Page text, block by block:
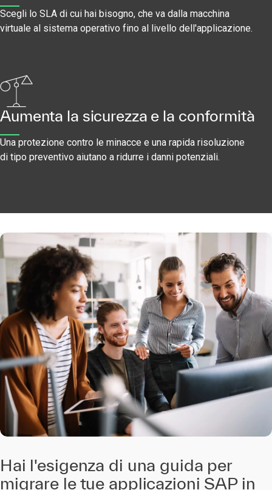
Scegli lo SLA di cui hai bisogno, che va dalla macchina
virtuale al sistema operativo fino al livello dell'applicazione.
Aumenta la sicurezza e la conformità
Una protezione contro le minacce e una rapida risoluzione
di tipo preventivo aiutano a ridurre i danni potenziali.
Hai l'esigenza di una guida per
migrare le tue applicazioni SAP in